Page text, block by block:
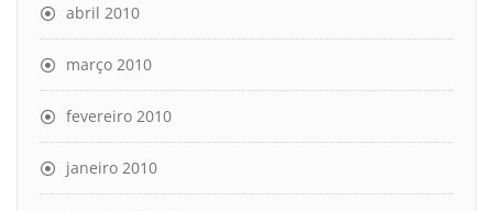
abril 2010
março 2010
fevereiro 2010
janeiro 2010